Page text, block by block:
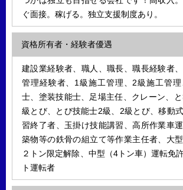
ぐ面接。稼げる。独立支援制度あり。
資格所有者・経験者優遇
建設業経験者、職人、職長、職長経験者
管理経験者、1級施工管理、2級施工管
士、塗装技能士、足場主任、クレーン、
級とび、とび技能士2級、2級とび、移動
習終了者、玉掛け技能講習、高所作業車
築物等の鉄骨の組立て等作業主任者、大型
２トン限定解除、中型（4トン車）運転免
ト運転者